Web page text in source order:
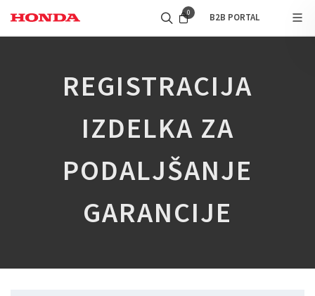
0 B2B PORTAL
REGISTRACIJA
IZDELKA ZA
PODALJŠANJE
GARANCIJE